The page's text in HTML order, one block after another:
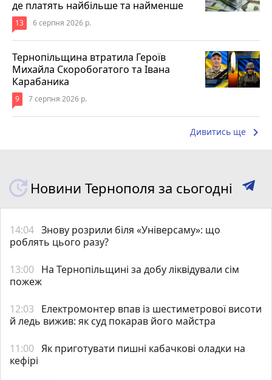
де платять найбільше та найменше
13 6 серпня 2026 р.
Тернопільщина втратила Героїв
Михайла Скоробогатого та Івана
Карабаника
9 7 серпня 2026 р.
Дивитись ще keyboard_arrow_right
Новини Тернополя за сьогодні
14:04 Знову розрили біля «Універсаму»: що
роблять цього разу?
13:00 На Тернопільщині за добу ліквідували сім
пожеж
12:03
Електромонтер впав із шестиметрової висоти
й ледь вижив: як суд покарав його майстра
11:00 Як приготувати пишні кабачкові оладки на
кефірі